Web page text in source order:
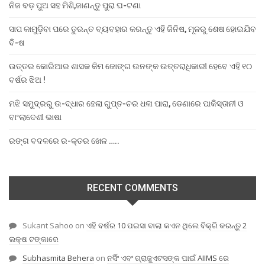
ନିଜ ବଡ଼ ପୁଅ ସହ ମିଶି,ଜାଣନ୍ତୁ ପୁରା ଘ-ଟଣା
ସାପ କାମୁଡ଼ିବା ପରେ ତୁରନ୍ତ ବ୍ୟବହାର କରନ୍ତୁ ଏହି ଜିନିଷ, ମୂଳରୁ ଶେଷ ହୋଇଯିବ
ବି-ଷ
ଉତ୍ତର କୋରିଆର ଶାସକ କିମ ଜୋଙ୍ଗ ଉନଙ୍କ ଉତ୍ତରାଧିକାରୀ ହେବେ ଏହି ୧୦
ବର୍ଷର ଝିଅ !
ମଝି ସମୁଦ୍ରରୁ ଉ-ଦ୍ଧାର ହେଲା ଗୁପ୍ତ-ଚର ଧଳା ପାରା, ଡେଣାରେ ପାକିସ୍ତାନୀ ଓ
ବାଂଲାଦେଶୀ ଭାଷା
ରଙ୍ଗ ବଦଳରେ ର-କ୍ତର ଖେଳ …..
RECENT COMMENTS
Sukant Sahoo on ଏହି ବର୍ଷର 10 ପଇସା ବାଲା କଏନ ଥିଲେ ବିକ୍ରି କରନ୍ତୁ 2
ଲକ୍ଷ ଟଙ୍କାରେ
Subhasmita Behera on ନର୍ସିଂ ଏବଂ ଗ୍ରାଜୁଏଟସଙ୍କ ପାଇଁ AIIMS ରେ